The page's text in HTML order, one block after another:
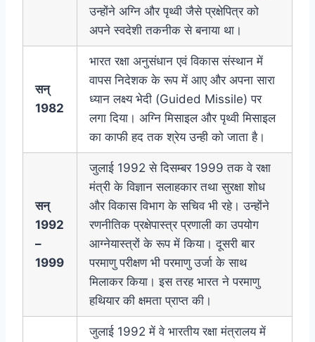
उन्होंने अग्नि और पृथ्वी जैसे प्रक्षेपित्र को
अपने स्वदेशी तकनीक से बनाया था।
सन्
1982
भारत रक्षा अनुसंधान एवं विकास संस्थान में
वापस निदेशक के रूप में आए और अपना सारा
ध्यान लक्ष्य भेदी (Guided Missile) पर
लगा दिया। अग्नि मिसाइल और पृथ्वी मिसाइल
का काफी हद तक श्रेय उन्ही को जाता है।
सन्
1992
–
1999
जुलाई 1992 से दिसम्बर 1999 तक वे रक्षा
मंत्री के विज्ञान सलाहकार तथा सुरक्षा शोध
और विकास विभाग के सचिव भी रहे। उन्होंने
रणनीतिक प्रक्षेपास्त्र प्रणाली का उपयोग
आग्नेयास्त्रों के रूप में किया। दूसरी बार
परमाणु परीक्षण भी परमाणु उर्जा के साथ
मिलाकर किया। इस तरह भारत ने परमाणु
हथियार की क्षमता प्राप्त की।
जुलाई 1992 में वे भारतीय रक्षा मंत्रालय में